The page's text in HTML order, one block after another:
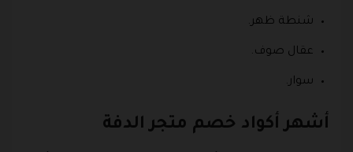
شنطة ظهر.
عقال صوف.
سوار.
أشهر أكواد خصم متجر الدفة